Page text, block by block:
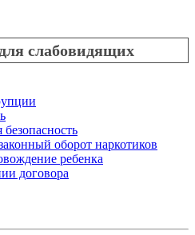
слабовидящих
оборот наркотиков
ребенка
договора